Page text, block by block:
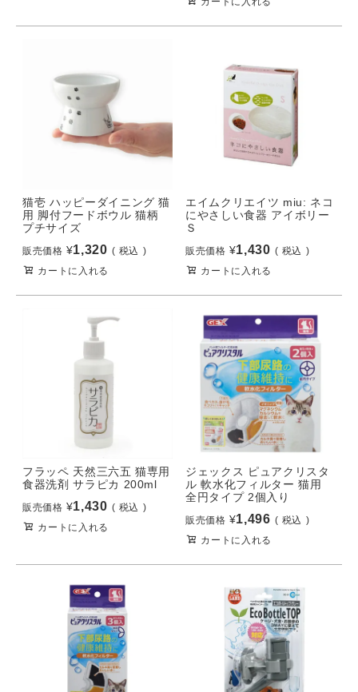
猫壱 ハッピーダイニング 猫
用 脚付フードボウル 猫柄
プチサイズ
販売価格 ¥1,320
税込
カートに入れる
エイムクリエイツ miu: ネコ
にやさしい食器 アイボリー
Ｓ
販売価格 ¥1,430
税込
カートに入れる
フラッペ 天然三六五 猫専用
食器洗剤 サラピカ 200ml
販売価格 ¥1,430
税込
カートに入れる
ジェックス ピュアクリスタ
ル 軟水化フィルター 猫用
全円タイプ 2個入り
販売価格 ¥1,496
税込
カートに入れる